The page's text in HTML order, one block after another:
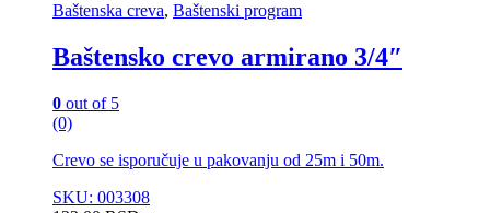
Baštenska creva, Baštenski program
Baštensko crevo armirano 3/4″
0 out of 5
(0)
Crevo se isporučuje u pakovanju od 25m i 50m.
SKU: 003308